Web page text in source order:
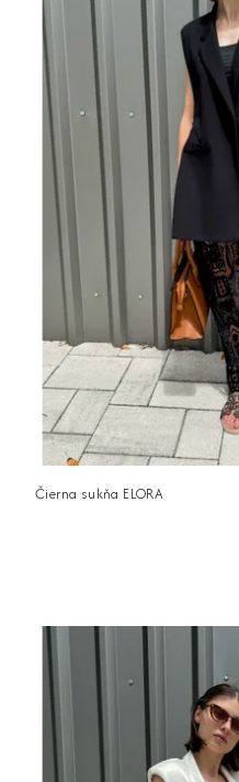
Čierna sukňa ELORA